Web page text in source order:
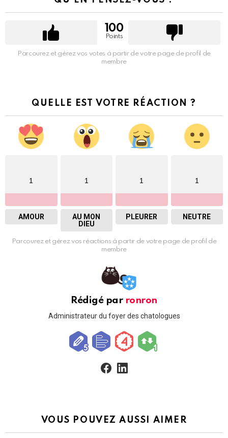
100
Points
Parcourez et gérez vos votes à partir de votre page de profil de
membre
QUELLE EST VOTRE RÉACTION ?
1
AMOUR
1
AU MON
DIEU
1
PLEURER
1
NEUTRE
Parcourez et gérez vos réactions à partir de votre page de profil de
membre
Rédigé par ronron
Administrateur du foyer des chatologues
facebooklinkedin
VOUS POUVEZ AUSSI AIMER